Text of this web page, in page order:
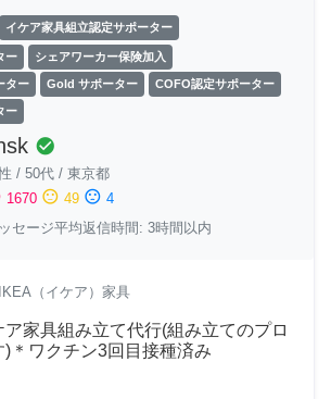
イケア家具組立認定サポーター
ー シェアワーカー保険加入
ター Gold サポーター COFO認定サポーター
ー
check_circle
/ 50代 / 東京都
1670 sentiment_neutral 49 sentiment_dissatisfied 4
セージ平均返信時間: 3時間以内
（イケア）家具
ア家具組み立て代行(組み立てのプロ
＊ワクチン3回目接種済み